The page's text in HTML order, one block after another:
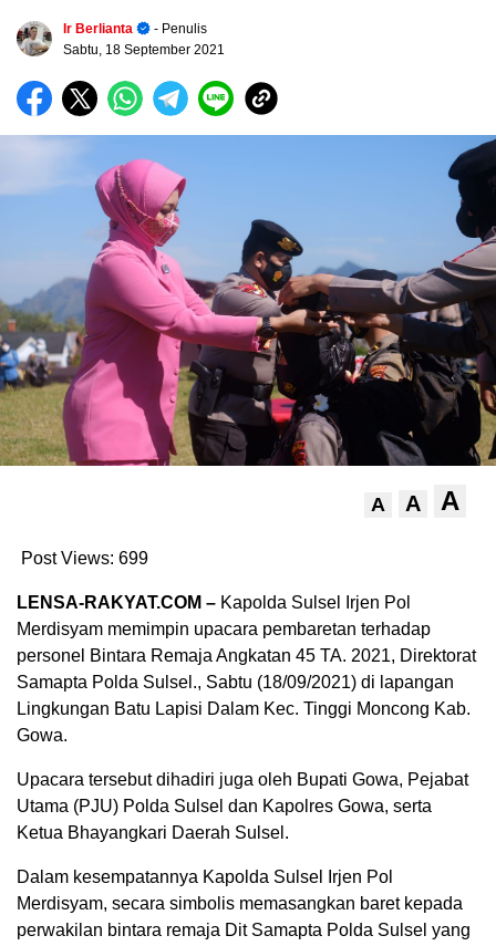
Ir Berlianta
- Penulis
Sabtu, 18 September 2021
A A A
Post Views: 699
LENSA-RAKYAT.COM – Kapolda Sulsel Irjen Pol
Merdisyam memimpin upacara pembaretan terhadap
personel Bintara Remaja Angkatan 45 TA. 2021, Direktorat
Samapta Polda Sulsel., Sabtu (18/09/2021) di lapangan
Lingkungan Batu Lapisi Dalam Kec. Tinggi Moncong Kab.
Gowa.
Upacara tersebut dihadiri juga oleh Bupati Gowa, Pejabat
Utama (PJU) Polda Sulsel dan Kapolres Gowa, serta
Ketua Bhayangkari Daerah Sulsel.
Dalam kesempatannya Kapolda Sulsel Irjen Pol
Merdisyam, secara simbolis memasangkan baret kepada
perwakilan bintara remaja Dit Samapta Polda Sulsel yang